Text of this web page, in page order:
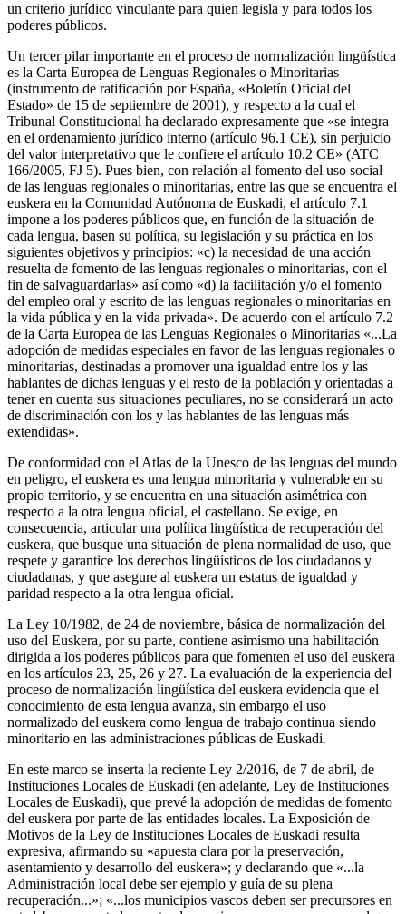
un criterio jurídico vinculante para quien legisla y para todos los
poderes públicos.
Un tercer pilar importante en el proceso de normalización lingüística
es la Carta Europea de Lenguas Regionales o Minoritarias
(instrumento de ratificación por España, «Boletín Oficial del
Estado» de 15 de septiembre de 2001), y respecto a la cual el
Tribunal Constitucional ha declarado expresamente que «se integra
en el ordenamiento jurídico interno (artículo 96.1 CE), sin perjuicio
del valor interpretativo que le confiere el artículo 10.2 CE» (ATC
166/2005, FJ 5). Pues bien, con relación al fomento del uso social
de las lenguas regionales o minoritarias, entre las que se encuentra el
euskera en la Comunidad Autónoma de Euskadi, el artículo 7.1
impone a los poderes públicos que, en función de la situación de
cada lengua, basen su política, su legislación y su práctica en los
siguientes objetivos y principios: «c) la necesidad de una acción
resuelta de fomento de las lenguas regionales o minoritarias, con el
fin de salvaguardarlas» así como «d) la facilitación y/o el fomento
del empleo oral y escrito de las lenguas regionales o minoritarias en
la vida pública y en la vida privada». De acuerdo con el artículo 7.2
de la Carta Europea de las Lenguas Regionales o Minoritarias «...La
adopción de medidas especiales en favor de las lenguas regionales o
minoritarias, destinadas a promover una igualdad entre los y las
hablantes de dichas lenguas y el resto de la población y orientadas a
tener en cuenta sus situaciones peculiares, no se considerará un acto
de discriminación con los y las hablantes de las lenguas más
extendidas».
De conformidad con el Atlas de la Unesco de las lenguas del mundo
en peligro, el euskera es una lengua minoritaria y vulnerable en su
propio territorio, y se encuentra en una situación asimétrica con
respecto a la otra lengua oficial, el castellano. Se exige, en
consecuencia, articular una política lingüística de recuperación del
euskera, que busque una situación de plena normalidad de uso, que
respete y garantice los derechos lingüísticos de los ciudadanos y
ciudadanas, y que asegure al euskera un estatus de igualdad y
paridad respecto a la otra lengua oficial.
La Ley 10/1982, de 24 de noviembre, básica de normalización del
uso del Euskera, por su parte, contiene asimismo una habilitación
dirigida a los poderes públicos para que fomenten el uso del euskera
en los artículos 23, 25, 26 y 27. La evaluación de la experiencia del
proceso de normalización lingüística del euskera evidencia que el
conocimiento de esta lengua avanza, sin embargo el uso
normalizado del euskera como lengua de trabajo continua siendo
minoritario en las administraciones públicas de Euskadi.
En este marco se inserta la reciente Ley 2/2016, de 7 de abril, de
Instituciones Locales de Euskadi (en adelante, Ley de Instituciones
Locales de Euskadi), que prevé la adopción de medidas de fomento
del euskera por parte de las entidades locales. La Exposición de
Motivos de la Ley de Instituciones Locales de Euskadi resulta
expresiva, afirmando su «apuesta clara por la preservación,
asentamiento y desarrollo del euskera»; y declarando que «...la
Administración local debe ser ejemplo y guía de su plena
recuperación...»; «...los municipios vascos deben ser precursores en